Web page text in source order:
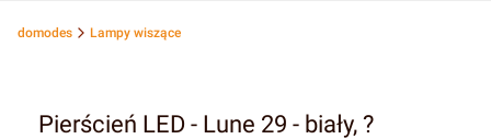
domodes Lampy wiszące
Pierścień LED - Lune 29 - biały, ?